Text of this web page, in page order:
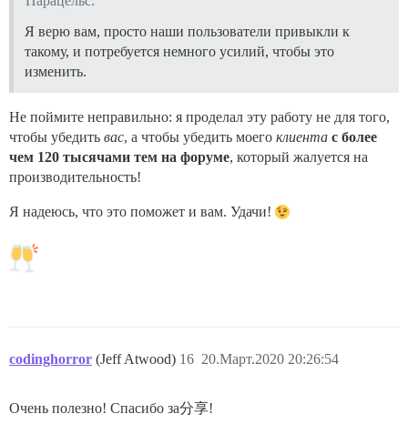
Я верю вам, просто наши пользователи привыкли к
такому, и потребуется немного усилий, чтобы это
изменить.
Не поймите неправильно: я проделал эту работу не для того,
чтобы убедить вас, а чтобы убедить моего клиента с более
чем 120 тысячами тем на форуме, который жалуется на
производительность!
Я надеюсь, что это поможет и вам. Удачи!
codinghorror (Jeff Atwood) 20.Март.2020 20:26:54
16
Очень полезно! Спасибо за分享!